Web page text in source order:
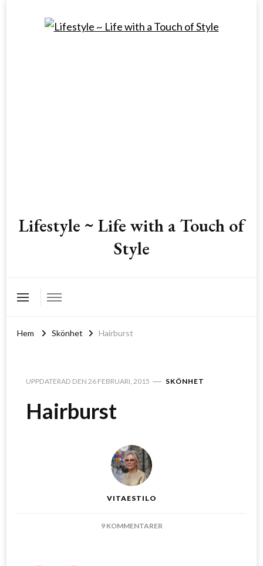
Lifestyle ~ Life with a Touch of
Style
Hem Skönhet Hairburst
UPPDATERAD DEN 26 FEBRUARI, 2015 SKÖNHET
Hairburst
VITAESTILO
9 KOMMENTARERTILL